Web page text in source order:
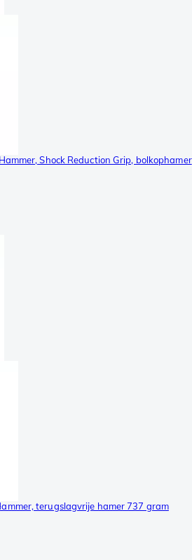
Shock Reduction Grip, bolkophamer
terugslagvrije hamer 737 gram